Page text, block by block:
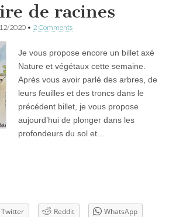
de racines
2020 • 2 Comments
Je vous propose encore un billet axé
Nature et végétaux cette semaine.
Après vous avoir parlé des arbres, de
leurs feuilles et des troncs dans le
précédent billet, je vous propose
aujourd’hui de plonger dans les
profondeurs du sol et…
Twitter Reddit
WhatsApp